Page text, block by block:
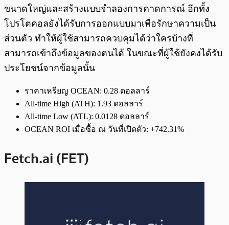
ขนาดใหญ่และสร้างแบบจำลองการคาดการณ์ อีกทั้ง
โปรโตคอลยังได้รับการออกแบบมาเพื่อรักษาความเป็น
ส่วนตัว ทำให้ผู้ใช้สามารถควบคุมได้ว่าใครบ้างที่
สามารถเข้าถึงข้อมูลของตนได้ ในขณะที่ผู้ใช้ยังคงได้รับ
ประโยชน์จากข้อมูลนั้น
ราคาเหรียญ OCEAN: 0.28 ดอลลาร์
All-time High (ATH): 1.93 ดอลลาร์
All-time Low (ATL): 0.0128 ดอลลาร์
OCEAN ROI เมื่อซื้อ ณ วันที่เปิดตัว: +742.31%
Fetch.ai (FET)